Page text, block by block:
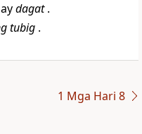
dagat.
tubig .
1 Mga Hari 8